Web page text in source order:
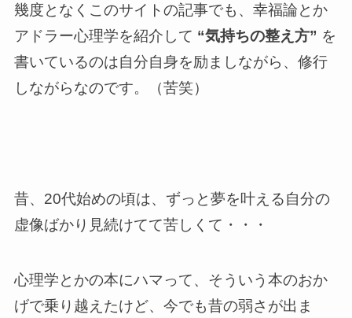
幾度となくこのサイトの記事でも、幸福論とか
アドラー心理学を紹介して “気持ちの整え方” を
書いているのは自分自身を励ましながら、修行
しながらなのです。（苦笑）
昔、20代始めの頃は、ずっと夢を叶える自分の
虚像ばかり見続けてて苦しくて・・・
心理学とかの本にハマって、そういう本のおか
げで乗り越えたけど、今でも昔の弱さが出ま